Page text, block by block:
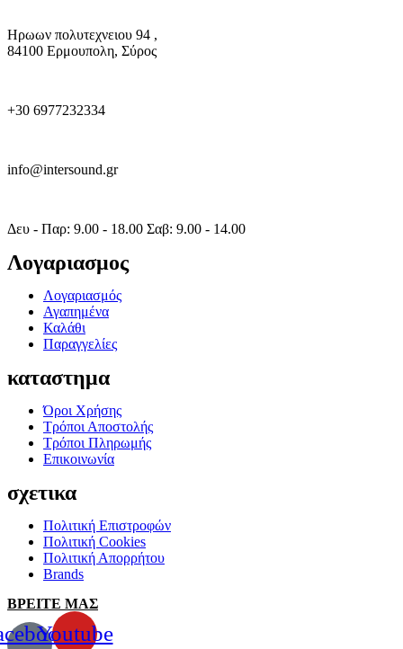
Ηρωων πολυτεχνειου 94 ,
84100 Ερμουπολη, Σύρος
+30 6977232334
info@intersound.gr
Δευ - Παρ: 9.00 - 18.00 Σαβ: 9.00 - 14.00
Λογαριασμος
Λογαριασμός
Αγαπημένα
Καλάθι
Παραγγελίες
καταστημα
Όροι Χρήσης
Τρόποι Αποστολής
Τρόποι Πληρωμής
Επικοινωνία
σχετικα
Πολιτική Επιστροφών
Πολιτική Cookies
Πολιτική Απορρήτου
Brands
ΒΡΕΙΤΕ ΜΑΣ
Youtube